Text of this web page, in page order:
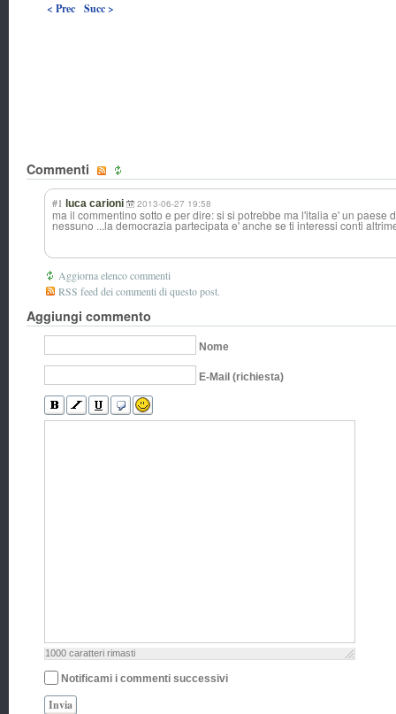
< Prec Succ >
Commenti
#1 luca carioni 2013-06-27 19:58
ma il commentino sotto e per dire: si si potrebbe ma l'italia e' un paese
nessuno ...la democrazia partecipata e' anche se ti interessi conti
Aggiorna elenco commenti
RSS feed dei commenti di questo post.
Aggiungi commento
Nome
E-Mail (richiesta)
1000 caratteri rimasti
Notificami i commenti successivi
Invia